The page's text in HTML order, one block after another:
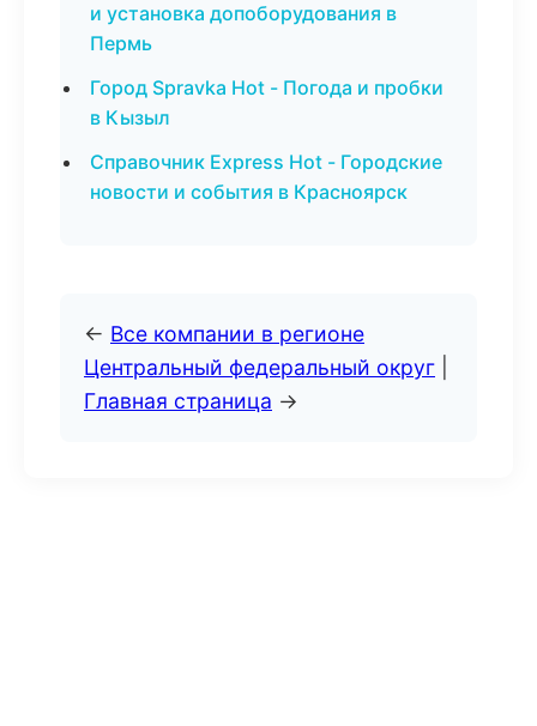
и установка допоборудования в
Пермь
Город Spravka Hot - Погода и пробки
в Кызыл
Справочник Express Hot - Городские
новости и события в Красноярск
← Все компании в регионе
Центральный федеральный округ
Главная страница →